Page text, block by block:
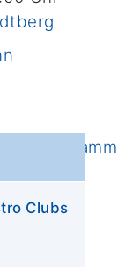
Programm
Clubs